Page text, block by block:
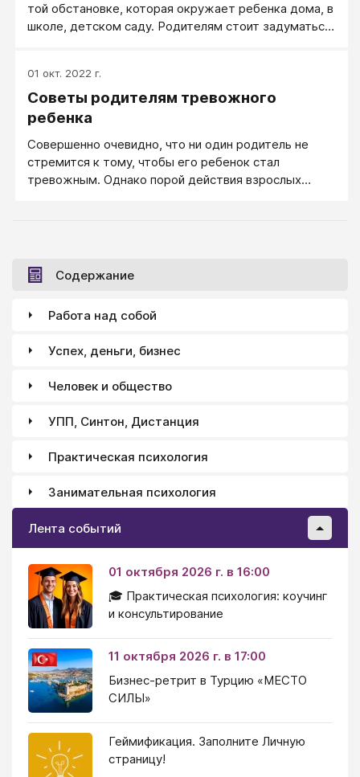
той обстановке, которая окружает ребенка дома, в
школе, детском саду. Родителям стоит задуматься
маленького человека. И только тогда реально
подобрать верный тон, не сорваться на крик или не
впасть в безудержное сюсюканье. Правила
но следовать им формально, без внутреннего
убеждения и настроя - практически бесполезно.
01 окт. 2022 г.
Советы родителям тревожного
ребенка
Совершенно очевидно, что ни один родитель не
стремится к тому, чтобы его ребенок стал
тревожным. Однако порой действия взрослых
Содержание
Работа над собой
Успех, деньги, бизнес
Человек и общество
УПП, Синтон, Дистанция
Практическая психология
Занимательная психология
Лента событий
01 октября 2026 г. в 16:00
🎓 Практическая психология: коучинг
и консультирование
11 октября 2026 г. в 17:00
Бизнес-ретрит в Турцию «МЕСТО
СИЛЫ»
Геймификация. Заполните Личную
страницу!